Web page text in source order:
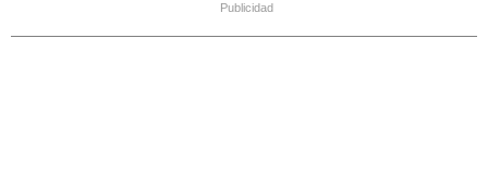
Publicidad